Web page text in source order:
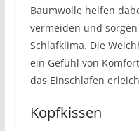
Baumwolle helfen
vermeiden und
Schlafklima. Die
ein Gefühl von
das Einschlafen
Kopfkissen